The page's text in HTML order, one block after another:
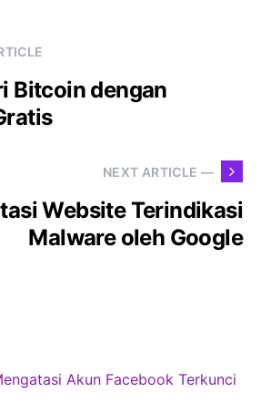
Bitcoin dengan
NEXT ARTICLE —
Website Terindikasi
Malware oleh Google
Akun Facebook Terkunci